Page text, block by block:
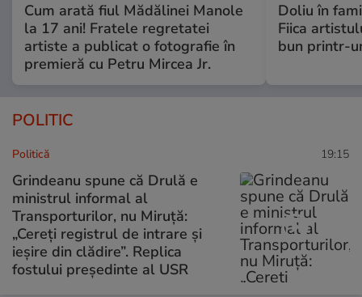
Cum arată fiul Mădălinei Manole
la 17 ani! Fratele regretatei
artiste a publicat o fotografie în
premieră cu Petru Mircea Jr.
Doliu în
Fiica
bun printr-
POLITIC
Politică 19:15
Grindeanu spune că Drulă e
ministrul informal al
Transporturilor, nu Miruță:
„Cereți registrul de intrare și
ieșire din clădire”. Replica
fostului președinte al USR